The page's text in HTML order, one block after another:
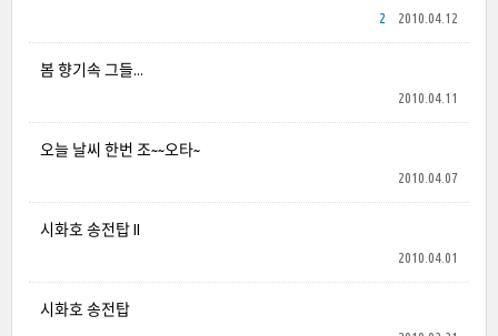
2010.04.12
2
봄 향기속 그들...
2010.04.11
오늘 날씨 한번 조~~오타~
2010.04.07
시화호 송전탑 II
2010.04.01
시화호 송전탑